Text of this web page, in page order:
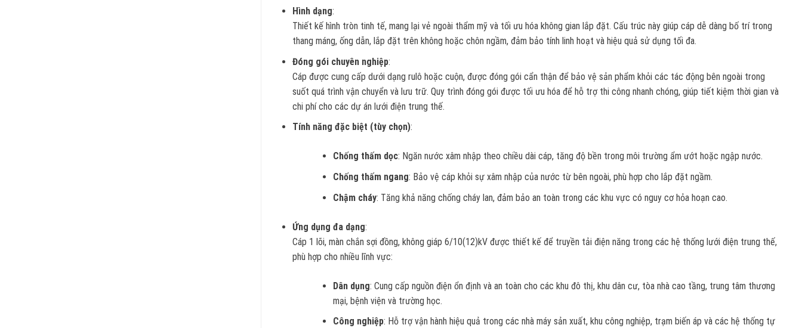
Hình dạng:
Thiết kế hình tròn tinh tế, mang lại vẻ ngoài thẩm mỹ và tối ưu hóa không gian lắp đặt. Cấu trúc này giúp cáp dễ dàng bố trí trong
thang máng, ống dẫn, lắp đặt trên không hoặc chôn ngầm, đảm bảo tính linh hoạt và hiệu quả sử dụng tối đa.
Đóng gói chuyên nghiệp:
Cáp được cung cấp dưới dạng rulô hoặc cuộn, được đóng gói cẩn thận để bảo vệ sản phẩm khỏi các tác động bên ngoài trong
suốt quá trình vận chuyển và lưu trữ. Quy trình đóng gói được tối ưu hóa để hỗ trợ thi công nhanh chóng, giúp tiết kiệm thời gian và
chi phí cho các dự án lưới điện trung thế.
Tính năng đặc biệt (tùy chọn):
Chống thấm dọc: Ngăn nước xâm nhập theo chiều dài cáp, tăng độ bền trong môi trường ẩm ướt hoặc ngập nước.
Chống thấm ngang: Bảo vệ cáp khỏi sự xâm nhập của nước từ bên ngoài, phù hợp cho lắp đặt ngầm.
Chậm cháy: Tăng khả năng chống cháy lan, đảm bảo an toàn trong các khu vực có nguy cơ hỏa hoạn cao.
Ứng dụng đa dạng:
Cáp 1 lõi, màn chắn sợi đồng, không giáp 6/10(12)kV được thiết kế để truyền tải điện năng trong các hệ thống lưới điện trung thế,
phù hợp cho nhiều lĩnh vực:
Dân dụng: Cung cấp nguồn điện ổn định và an toàn cho các khu đô thị, khu dân cư, tòa nhà cao tầng, trung tâm thương
mại, bệnh viện và trường học.
Công nghiệp: Hỗ trợ vận hành hiệu quả trong các nhà máy sản xuất, khu công nghiệp, trạm biến áp và các hệ thống tự